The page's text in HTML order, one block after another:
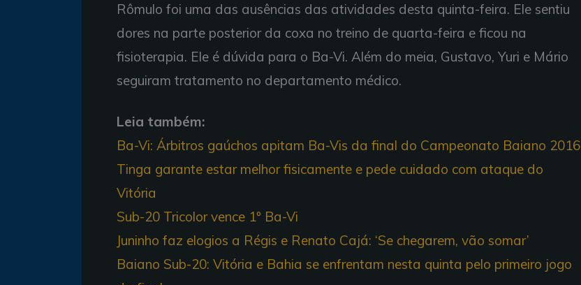
Rômulo foi uma das ausências das atividades desta quinta-feira. Ele sentiu
dores na parte posterior da coxa no treino de quarta-feira e ficou na
fisioterapia. Ele é dúvida para o Ba-Vi. Além do meia, Gustavo, Yuri e Mário
seguiram tratamento no departamento médico.
Leia também:
Ba-Vi: Árbitros gaúchos apitam Ba-Vis da final do Campeonato Baiano 2016
Tinga garante estar melhor fisicamente e pede cuidado com ataque do
Vitória
Sub-20 Tricolor vence 1º Ba-Vi
Juninho faz elogios a Régis e Renato Cajá: ‘Se chegarem, vão somar’
Baiano Sub-20: Vitória e Bahia se enfrentam nesta quinta pelo primeiro jogo